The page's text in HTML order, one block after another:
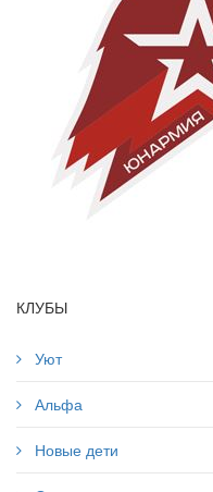
КЛУБЫ
Уют
Альфа
Новые дети